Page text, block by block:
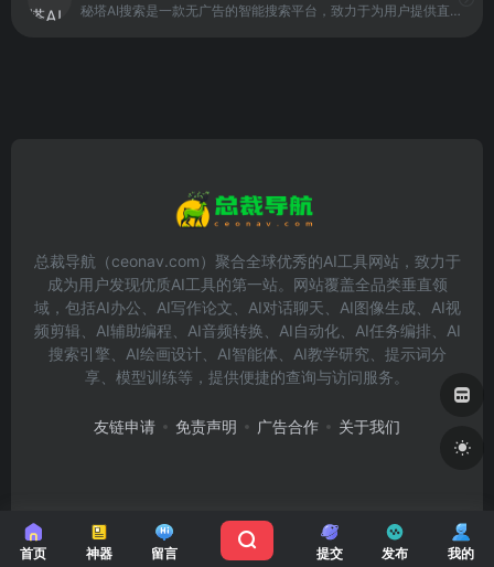
秘塔AI搜索是一款无广告的智能搜索平台，致力于为用户提供直接、高效的搜索体验。通过 AI 技术优化搜索算法，秘塔AI能够过滤干扰内容，精准呈现用户所需结果，同时保持界面简洁与操作便捷。
总裁导航（ceonav.com）聚合全球优秀的AI工具网站，致力于
成为用户发现优质AI工具的第一站。网站覆盖全品类垂直领
域，包括AI办公、AI写作论文、AI对话聊天、AI图像生成、AI视
频剪辑、AI辅助编程、AI音频转换、AI自动化、AI任务编排、AI
搜索引擎、AI绘画设计、AI智能体、AI教学研究、提示词分
享、模型训练等，提供便捷的查询与访问服务。
友链申请 免责声明 广告合作 关于我们
Copyright © 2026
首页 神器 留言 提交 发布 我的